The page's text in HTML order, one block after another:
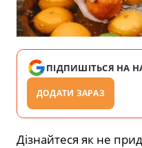
ПІДПИШІТЬСЯ НА
ДОДАТИ ЗАРАЗ
Дізнайтеся як не